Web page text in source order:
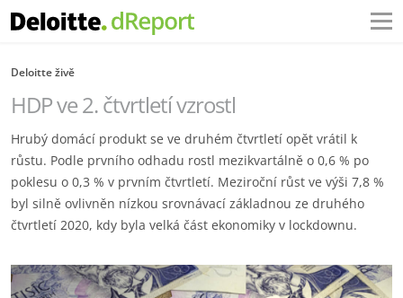
Deloitte živě
HDP ve 2. čtvrtletí vzrostl
Hrubý domácí produkt se ve druhém čtvrtletí opět vrátil k
růstu. Podle prvního odhadu rostl mezikvartálně o 0,6 % po
poklesu o 0,3 % v prvním čtvrtletí. Meziroční růst ve výši 7,8 %
byl silně ovlivněn nízkou srovnávací základnou ze druhého
čtvrtletí 2020, kdy byla velká část ekonomiky v lockdownu.